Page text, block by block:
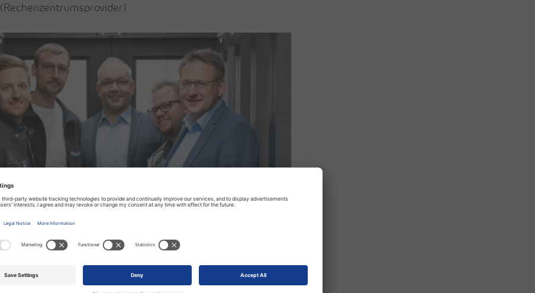
(Rechenzentrumsprovider)